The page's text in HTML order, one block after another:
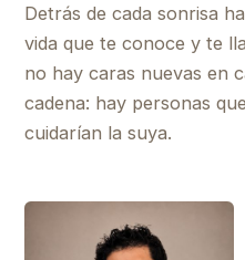
Detrás de cada sonrisa
vida que te conoce y te
no hay caras nuevas en
cadena: hay personas
cuidarían la suya.